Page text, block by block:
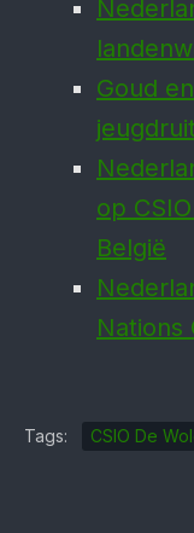
Goud
op
België
Nations
Tags: CSIO De